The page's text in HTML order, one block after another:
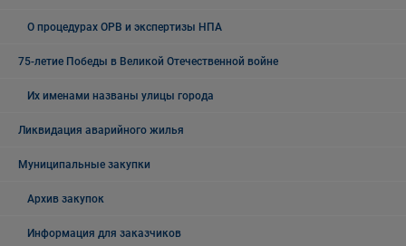
О процедурах ОРВ и экспертизы НПА
75-летие Победы в Великой Отечественной войне
Их именами названы улицы города
Ликвидация аварийного жилья
Муниципальные закупки
Архив закупок
Информация для заказчиков